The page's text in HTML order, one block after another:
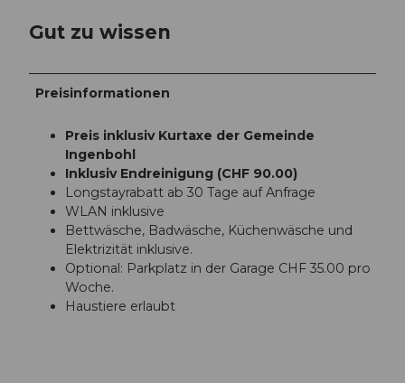
Gut zu wissen
Preisinformationen
Preis inklusiv Kurtaxe der Gemeinde
Ingenbohl
Inklusiv Endreinigung (CHF 90.00)
Longstayrabatt ab 30 Tage auf Anfrage
WLAN inklusive
Bettwäsche, Badwäsche, Küchenwäsche und
Elektrizität inklusive.
Optional: Parkplatz in der Garage CHF 35.00 pro
Woche.
Haustiere erlaubt